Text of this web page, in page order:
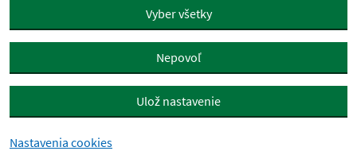
Vyber všetky
Nepovoľ
Ulož nastavenie
Nastavenia cookies